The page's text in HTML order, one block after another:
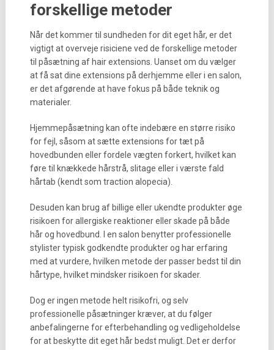
forskellige metoder
Når det kommer til sundheden for dit eget hår, er det
vigtigt at overveje risiciene ved de forskellige metoder
til påsætning af hair extensions. Uanset om du vælger
at få sat dine extensions på derhjemme eller i en salon,
er det afgørende at have fokus på både teknik og
materialer.
Hjemmepåsætning kan ofte indebære en større risiko
for fejl, såsom at sætte extensions for tæt på
hovedbunden eller fordele vægten forkert, hvilket kan
føre til knækkede hårstrå, slitage eller i værste fald
hårtab (kendt som traction alopecia).
Desuden kan brug af billige eller ukendte produkter øge
risikoen for allergiske reaktioner eller skade på både
hår og hovedbund. I en salon benytter professionelle
stylister typisk godkendte produkter og har erfaring
med at vurdere, hvilken metode der passer bedst til din
hårtype, hvilket mindsker risikoen for skader.
Dog er ingen metode helt risikofri, og selv
professionelle påsætninger kræver, at du følger
anbefalingerne for efterbehandling og vedligeholdelse
for at beskytte dit eget hår bedst muligt. Det er derfor